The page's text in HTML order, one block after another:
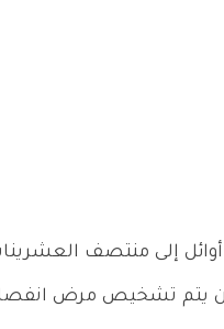
إلى منتصف
أن يتم تشخيص مرض